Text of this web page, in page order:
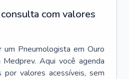
com valores
um Pneumologista em Ouro
Aqui você agenda
por valores acessíveis, sem